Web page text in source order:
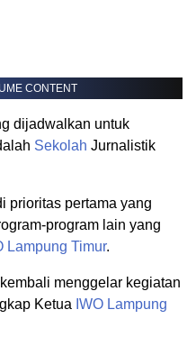
CONTENT
dijadwalkan untuk
Sekolah Jurnalistik
prioritas pertama yang
program lain yang
Lampung Timur.
menggelar kegiatan
Ketua IWO Lampung